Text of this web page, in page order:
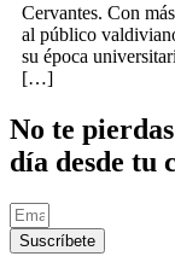
Cervantes. Con
al público
su época
[…]
No te
día desde tu
Suscríbete